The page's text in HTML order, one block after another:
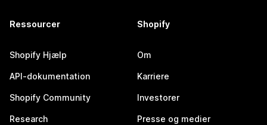
Ressourcer
Shopify Hjælp
API-dokumentation
Shopify Community
Research
Shopify
Om
Karriere
Investorer
Presse og medier